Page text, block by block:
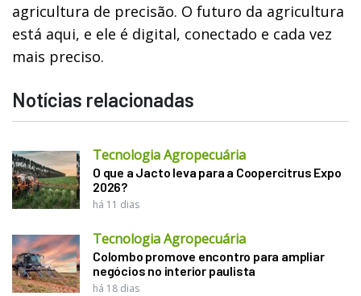
agricultura de precisão. O futuro da agricultura
está aqui, e ele é digital, conectado e cada vez
mais preciso.
Notícias relacionadas
Tecnologia Agropecuária
O que a Jacto leva para a Coopercitrus Expo
2026?
há 11 dias
Tecnologia Agropecuária
Colombo promove encontro para ampliar
negócios no interior paulista
há 18 dias